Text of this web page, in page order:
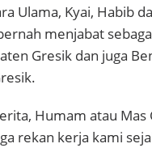
Ulama, Kyai, Habib
menjabat
Gresik dan juga
Humam atau Mas
rekan kerja kami